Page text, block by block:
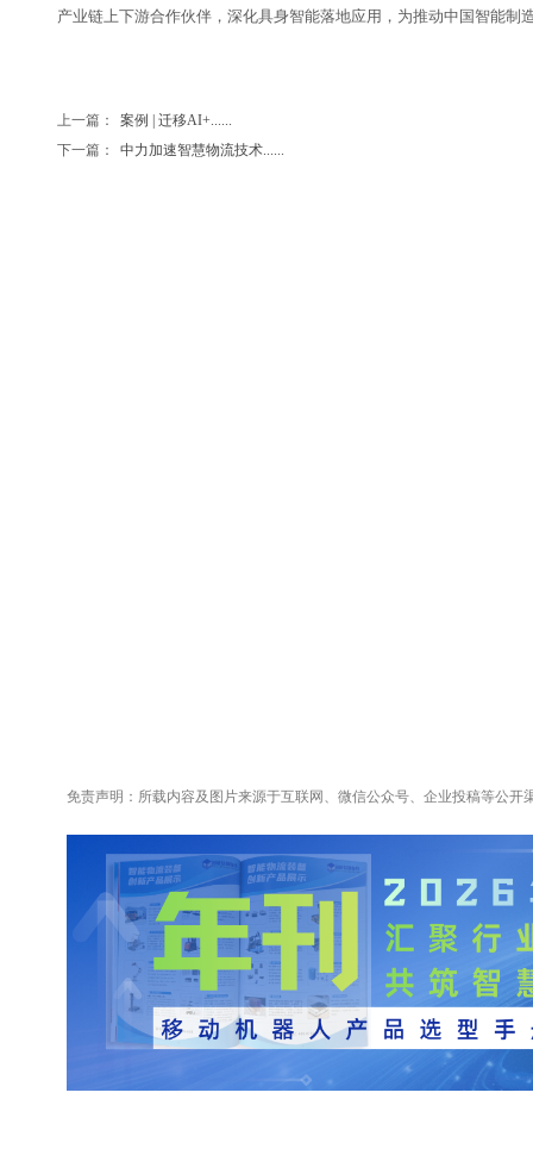
产业链上下游合作伙伴，深化具身智能落地应用，为推动中国智能制
上一篇：
案例 | 迁移AI+......
下一篇：
中力加速智慧物流技术......
免责声明：所载内容及图片来源于互联网、微信公众号、企业投稿等公